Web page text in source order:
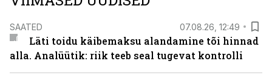
SAATED 07.08.26, 12:49
Läti toidu käibemaksu alandamine tõi hinnad
alla. Analüütik: riik teeb seal tugevat kontrolli